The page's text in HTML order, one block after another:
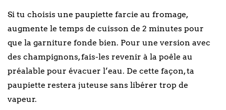
Si tu choisis une paupiette farcie au fromage,
augmente le temps de cuisson de 2 minutes pour
que la garniture fonde bien. Pour une version avec
des champignons, fais-les revenir à la poêle au
préalable pour évacuer l’eau. De cette façon, ta
paupiette restera juteuse sans libérer trop de
vapeur.